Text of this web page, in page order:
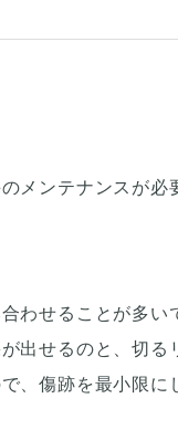
メンテナンスが
わせることが多
出せるのと、切
、傷跡を最小限に